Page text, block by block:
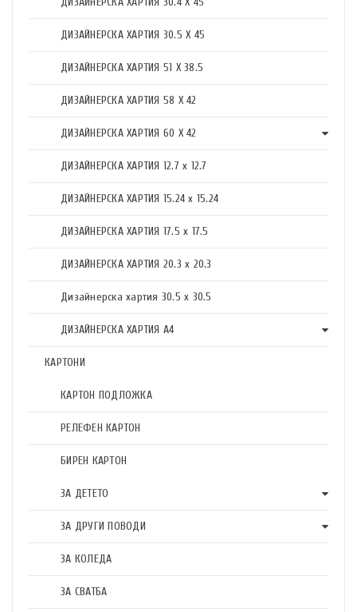
ДИЗАЙНЕРСКА ХАРТИЯ 30.5 X 45
ДИЗАЙНЕРСКА ХАРТИЯ 51 X 38.5
ДИЗАЙНЕРСКА ХАРТИЯ 58 X 42
ДИЗАЙНЕРСКА ХАРТИЯ 60 X 42
ДИЗАЙНЕРСКА ХАРТИЯ 12.7 x 12.7
ДИЗАЙНЕРСКА ХАРТИЯ 15.24 x 15.24
ДИЗАЙНЕРСКА ХАРТИЯ 17.5 х 17.5
ДИЗАЙНЕРСКА ХАРТИЯ 20.3 х 20.3
Дизайнерска хартия 30.5 х 30.5
ДИЗАЙНЕРСКА ХАРТИЯ А4
КАРТОНИ
КАРТОН ПОДЛОЖКА
РЕЛЕФЕН КАРТОН
БИРЕН КАРТОН
ЗА ДЕТЕТО
ЗА ДРУГИ ПОВОДИ
ЗА КОЛЕДА
ЗА СВАТБА